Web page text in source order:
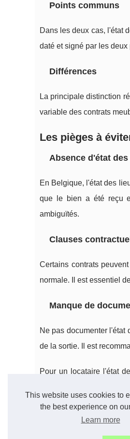
This website uses cookies to
the best experience on
Learn more
Points communs
Dans les deux cas, l'état
daté et signé par les
Différences
La principale distinction
variable des contrats
Les pièges à
Absence d'état
En Belgique, l'état des
que le bien a été reçu
ambiguïtés.
Clauses
Certains contrats
normale. Il est essentiel
Manque de
Ne pas documenter l'état
de la sortie. Il est
Pour un locataire l'état
Belgique, comprendre
litiges. Toujours
essentielles pour tout